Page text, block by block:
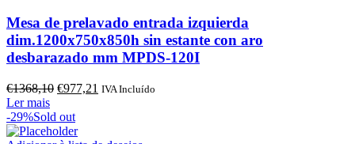
Mesa de prelavado entrada izquierda
dim.1200x750x850h sin estante con aro
desbarazado mm MPDS-120I
€1368,10 O
original
era:
€977,21 O
IVA Incluído
Ler mais
-29%Sold out